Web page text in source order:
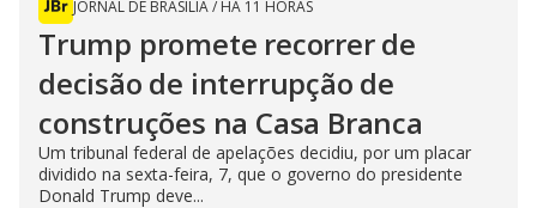
JORNAL DE BRASÍLIA/ HÁ 11 HORAS
Trump promete recorrer de
decisão de interrupção de
construções na Casa Branca
Um tribunal federal de apelações decidiu, por um placar
dividido na sexta-feira, 7, que o governo do presidente
Donald Trump deve...